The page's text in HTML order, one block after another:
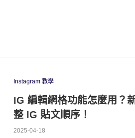
Instagram 教學
IG 編輯網格功能怎麼用？
整 IG 貼文順序！
2025-04-18